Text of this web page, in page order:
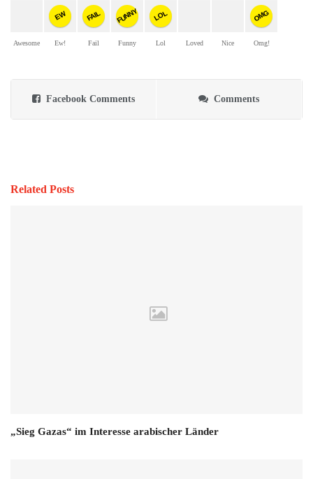
Awesome
EW
Ew!
FAIL
Fail
FUNNY
Funny
LOL
Lol Loved Nice
OMG
Omg!
Facebook Comments Comments
Related Posts
„Sieg Gazas“ im Interesse arabischer Länder